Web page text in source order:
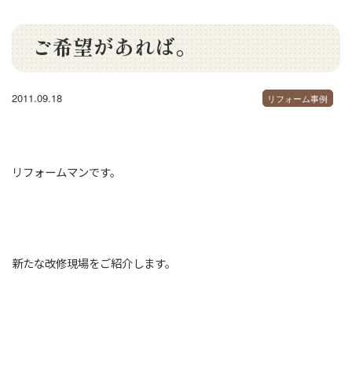
ご希望があれば。
2011.09.18 リフォーム事例
リフォームマンです。
新たな改修現場をご紹介します。